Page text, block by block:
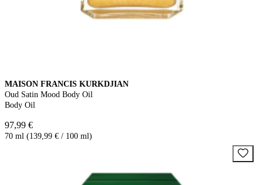
MAISON FRANCIS KURKDJIAN
Oud Satin Mood Body Oil
Body Oil
97,99 €
70 ml (139,99 € / 100 ml)